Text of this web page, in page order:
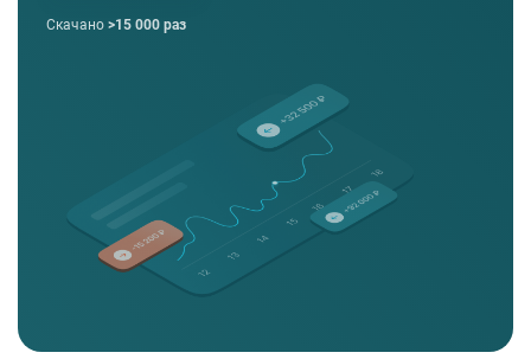
Скачано >15 000 раз